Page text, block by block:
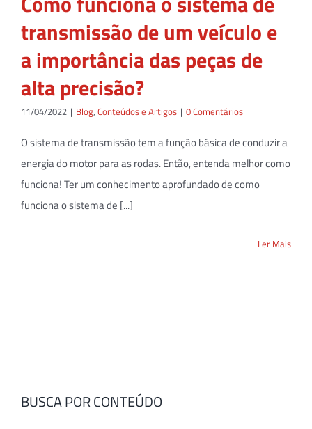
transmissão de um veículo e
a importância das peças de
alta precisão?
11/04/2022 | Blog, Conteúdos e Artigos | 0 Comentários
O sistema de transmissão tem a função básica de conduzir a
energia do motor para as rodas. Então, entenda melhor como
funciona! Ter um conhecimento aprofundado de como
funciona o sistema de [...]
Ler Mais
BUSCA POR CONTEÚDO